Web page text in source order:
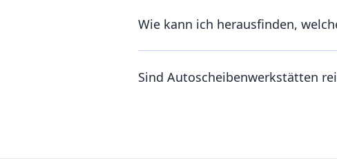
Wie kann ich herausfinden,
Sind Autoscheibenwerkstätten